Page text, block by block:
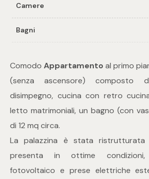
Camere
Bagni
Comodo Appartamento al primo
(senza ascensore) composto
disimpegno, cucina con retro
letto matrimoniali, un bagno (con
di 12 mq circa.
La palazzina è stata
presenta in ottime
fotovoltaico e prese elettriche
Industriali
Terreni
Prezzo